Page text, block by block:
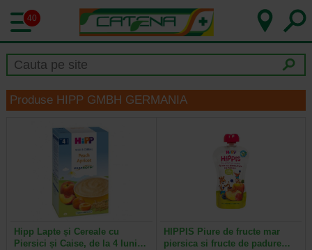
40
Produse HIPP GMBH GERMANIA
Hipp Lapte și Cereale cu
Piersici și Caise, de la 4 luni…
HIPPIS Piure de fructe mar
piersica si fructe de padure…